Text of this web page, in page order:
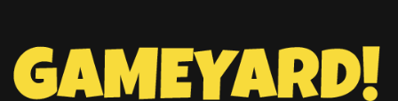
RED DEAD REDEMPTION 2 😈 007: BÄR meets
BLEI